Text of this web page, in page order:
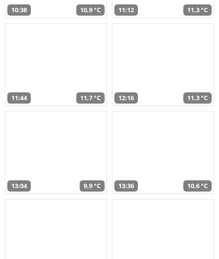
10:38 10,9 °C 11:12 11,3 °C
11:44 11,7 °C 12:16 11,3 °C
13:04 9,9 °C 13:36 10,6 °C